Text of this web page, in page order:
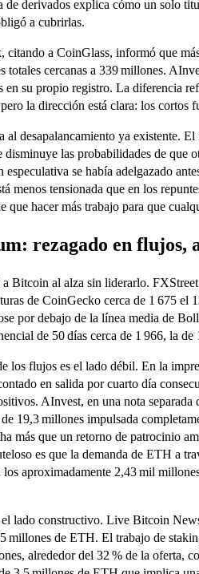
de derivados explica cómo un solo
a cubrirlas.
citando a CoinGlass, informó que
totales cercanas a 339 millones.
en su propio registro. La diferencia
la dirección está clara: los cortos
al desapalancamiento ya existente.
las probabilidades de que
especulativa se había adelgazado
menos tensionada que en los
que hacer más trabajo para que
rezagado en flujos,
Bitcoin al alza sin liderarlo.
de CoinGecko cerca de 1 675 el
por debajo de la línea media de
de 50 días cerca de 1 966, la
los flujos es el lado débil. En la
en salida por cuarto día
AInvest, en una nota
19,3 millones impulsada
más que un retorno de patrocinio
es que la demanda de ETH a
aproximadamente 2,43 mil
lado constructivo. Live Bitcoin
millones de ETH. El trabajo de
alrededor del 32 % de la oferta,